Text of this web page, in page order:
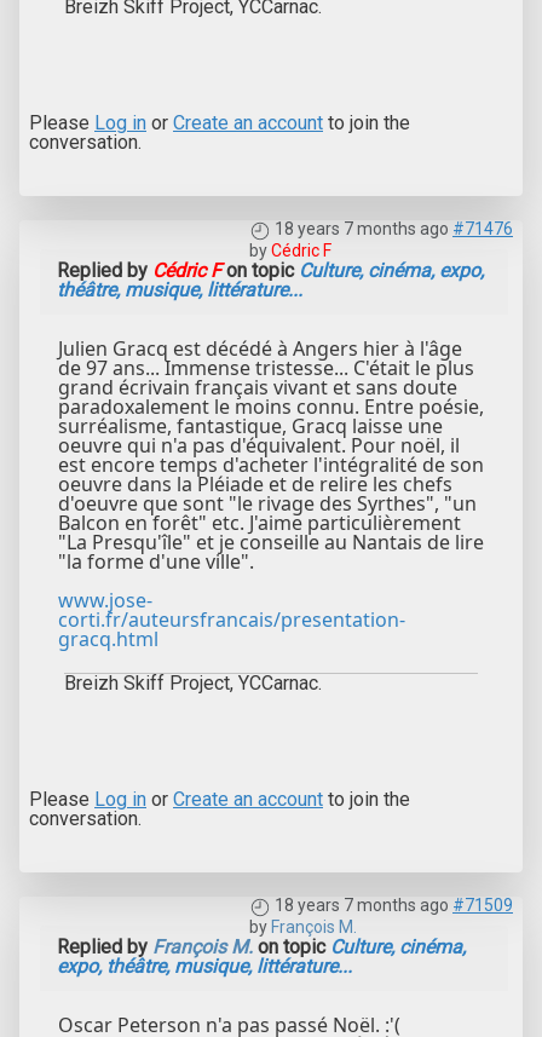
Breizh Skiff Project, YCCarnac.
Please Log in or Create an account to join the
conversation.
18 years 7 months ago #71476
byCédric F
Replied by Cédric Fon topic Culture, cinéma, expo,
théâtre, musique, littérature...
Julien Gracq est décédé à Angers hier à l'âge
de 97 ans... Immense tristesse... C'était le plus
grand écrivain français vivant et sans doute
paradoxalement le moins connu. Entre poésie,
surréalisme, fantastique, Gracq laisse une
oeuvre qui n'a pas d'équivalent. Pour noël, il
est encore temps d'acheter l'intégralité de son
oeuvre dans la Pléiade et de relire les chefs
d'oeuvre que sont "le rivage des Syrthes", "un
Balcon en forêt" etc. J'aime particulièrement
"La Presqu'île" et je conseille au Nantais de lire
"la forme d'une ville".
www.jose-
corti.fr/auteursfrancais/presentation-
gracq.html
Breizh Skiff Project, YCCarnac.
Please Log in or Create an account to join the
conversation.
18 years 7 months ago #71509
byFrançois M.
Replied by François M. on topic Culture, cinéma,
expo, théâtre, musique, littérature...
Oscar Peterson n'a pas passé Noël. :'(